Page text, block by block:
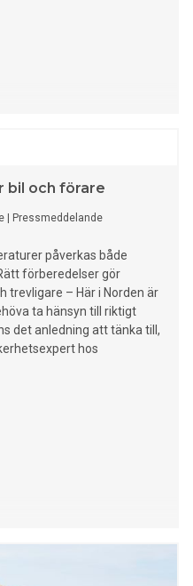
bil och förare
Pressmeddelande
påverkas både
förberedelser gör
trevligare – Här i Norden är
ta hänsyn till riktigt
det anledning att tänka till,
hos